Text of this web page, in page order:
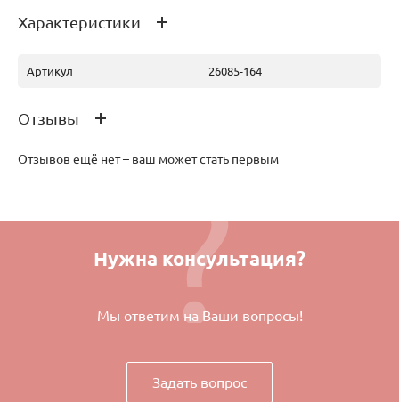
Характеристики
Артикул 26085-164
Отзывы
Отзывов ещё нет – ваш может стать первым
Нужна консультация?
Мы ответим на Ваши вопросы!
Задать вопрос